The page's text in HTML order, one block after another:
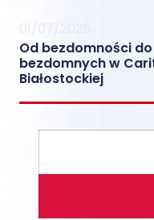
Od bezdomności
bezdomnych w
Białostockiej